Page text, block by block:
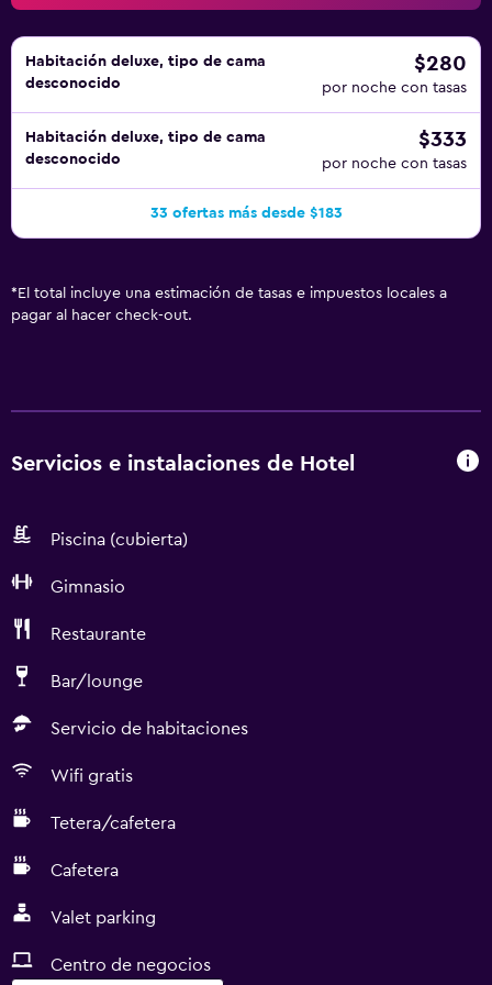
Habitación deluxe, tipo de cama
desconocido
$280
por noche con tasas
Habitación deluxe, tipo de cama
desconocido
$333
por noche con tasas
33 ofertas más desde $183
* El total incluye una estimación de tasas e impuestos locales a
pagar al hacer check-out.
Servicios e instalaciones de Hotel
Piscina (cubierta)
Gimnasio
Restaurante
Bar/lounge
Servicio de habitaciones
Wifi gratis
Tetera/cafetera
Cafetera
Valet parking
Centro de negocios